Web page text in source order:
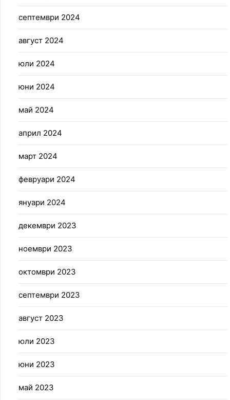
септември 2024
август 2024
юли 2024
юни 2024
май 2024
април 2024
март 2024
февруари 2024
януари 2024
декември 2023
ноември 2023
октомври 2023
септември 2023
август 2023
юли 2023
юни 2023
май 2023